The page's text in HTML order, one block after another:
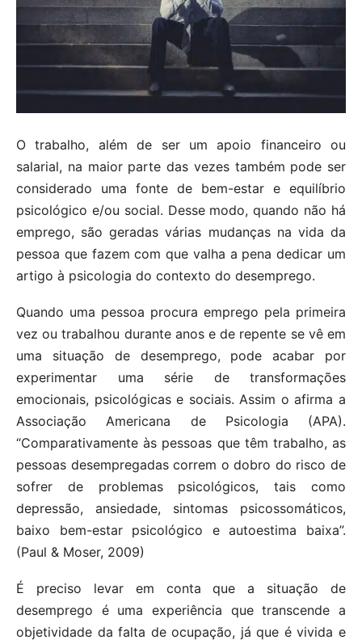
O trabalho, além de ser um apoio financeiro ou
salarial, na maior parte das vezes também pode ser
considerado uma fonte de bem-estar e equilíbrio
psicológico e/ou social. Desse modo, quando não há
emprego, são geradas várias mudanças na vida da
pessoa que fazem com que valha a pena dedicar um
artigo à psicologia do contexto do desemprego.
Quando uma pessoa procura emprego pela primeira
vez ou trabalhou durante anos e de repente se vê em
uma situação de desemprego, pode acabar por
experimentar uma série de transformações
emocionais, psicológicas e sociais. Assim o afirma a
Associação Americana de Psicologia (APA).
“Comparativamente às pessoas que têm trabalho, as
pessoas desempregadas correm o dobro do risco de
sofrer de problemas psicológicos, tais como
depressão, ansiedade, sintomas psicossomáticos,
baixo bem-estar psicológico e autoestima baixa”.
(Paul & Moser, 2009)
É preciso levar em conta que a situação de
desemprego é uma experiência que transcende a
objetividade da falta de ocupação, já que é vivida e